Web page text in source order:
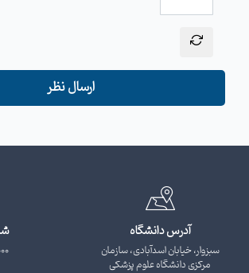
ارسال نظر
آدرس دانشگاه
سبزوار، خیابان اسدآبادی، سازمان
مرکزی دانشگاه علوم پزشکی